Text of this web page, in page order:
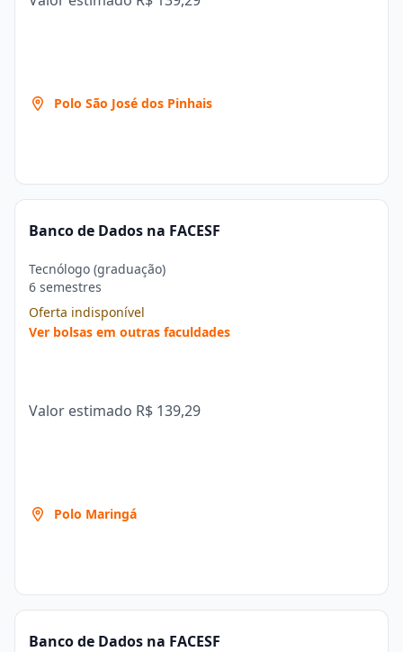
Polo São José dos Pinhais
Banco de Dados na FACESF
Tecnólogo (graduação)
6 semestres
Oferta indisponível
Ver bolsas em outras faculdades
Valor estimado R$ 139,29
Polo Maringá
Banco de Dados na FACESF